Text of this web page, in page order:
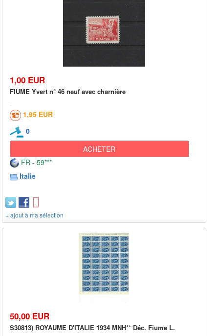
1,00 EUR
FIUME Yvert n° 46 neuf avec charnière
1,95 EUR
0
ACHETER
FR - 59***
Italie
+ ajout à ma sélection
50,00 EUR
S30813) ROYAUME D'ITALIE 1934 MNH** Déc. Fiume L.